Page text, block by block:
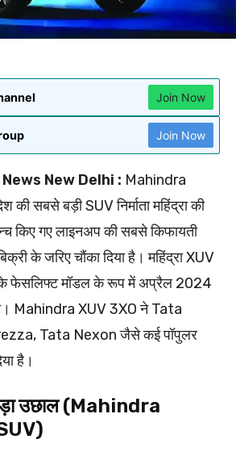
Join Now
Join Now
New Delhi : Mahindra
सबसे बड़ी SUV निर्माता महिंद्रा की
किए गए लाइनअप की सबसे किफायती
के जरिए चौंका दिया है। महिंद्रा XUV
फेसलिफ्ट मॉडल के रूप में अप्रैल 2024
Mahindra XUV 3XO ने Tata
Tata Nexon जैसे कई पॉपुलर
है।
उछाल (Mahindra